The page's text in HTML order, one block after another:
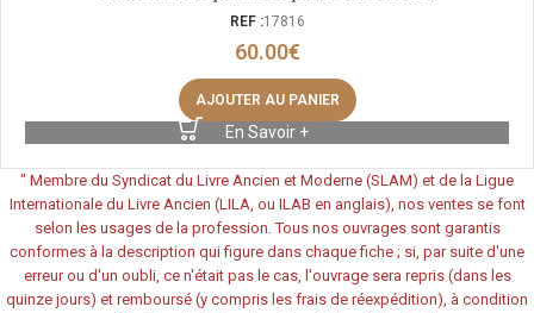
REF :17816
60.00€
AJOUTER AU PANIER
En Savoir +
" Membre du Syndicat du Livre Ancien et Moderne (SLAM) et de la Ligue
Internationale du Livre Ancien (LILA, ou ILAB en anglais), nos ventes se font
selon les usages de la profession. Tous nos ouvrages sont garantis
conformes à la description qui figure dans chaque fiche ; si, par suite d'une
erreur ou d'un oubli, ce n'était pas le cas, l'ouvrage sera repris (dans les
quinze jours) et remboursé (y compris les frais de réexpédition), à condition